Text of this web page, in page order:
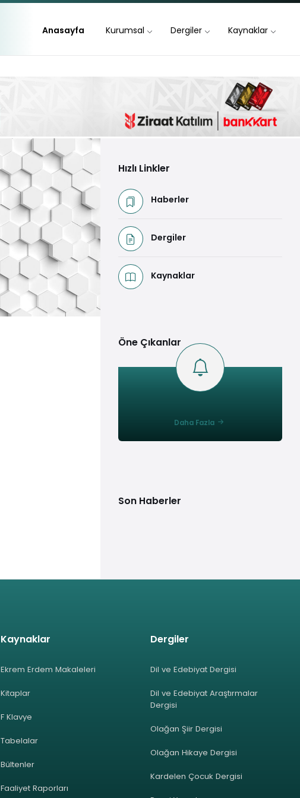
Anasayfa Kurumsal Dergiler Kaynaklar
Hızlı Linkler
Haberler
Dergiler
Kaynaklar
Öne Çıkanlar
Daha Fazla
Son Haberler
Kaynaklar
Ekrem Erdem Makaleleri
Kitaplar
F Klavye
Tabelalar
Bültenler
Faaliyet Raporları
Dergiler
Dil ve Edebiyat Dergisi
Dil ve Edebiyat Araştırmalar
Dergisi
Olağan Şiir Dergisi
Olağan Hikaye Dergisi
Kardelen Çocuk Dergisi